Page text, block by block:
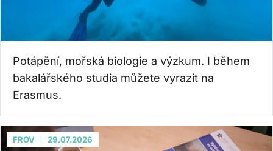
Potápění, mořská biologie a výzkum. I během
bakalářského studia můžete vyrazit na
Erasmus.
FROV 29.07.2026